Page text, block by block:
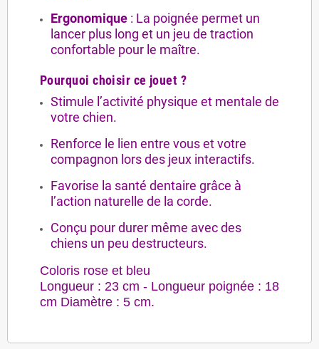
Ergonomique : La poignée permet un
lancer plus long et un jeu de traction
confortable pour le maître.
Pourquoi choisir ce jouet ?
Stimule l’activité physique et mentale de
votre chien.
Renforce le lien entre vous et votre
compagnon lors des jeux interactifs.
Favorise la santé dentaire grâce à
l’action naturelle de la corde.
Conçu pour durer même avec des
chiens un peu destructeurs.
Coloris rose et bleu
Longueur : 23 cm - Longueur poignée : 18
cm Diamètre : 5 cm.